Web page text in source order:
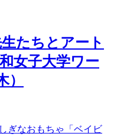
たちとアート
女子大学ワー